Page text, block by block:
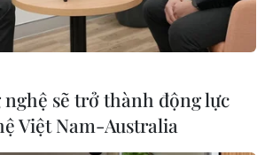
dao tại Pháp: Nga, Italy
lên án
nghệ sẽ trở thành động lực
Việt Nam-Australia